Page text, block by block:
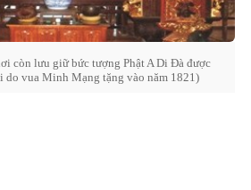
còn lưu giữ bức tượng Phật A Di Đà được
do vua Minh Mạng tặng vào năm 1821)